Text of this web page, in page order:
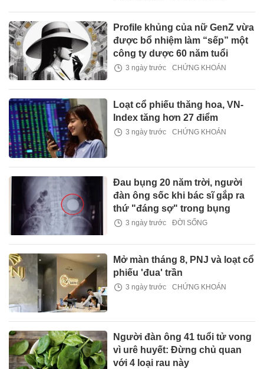
Profile khủng của nữ GenZ vừa
được bổ nhiệm làm “sếp” một
công ty dược 60 năm tuổi
3 ngày trước CHỨNG KHOÁN
Loạt cổ phiếu thăng hoa, VN-
Index tăng hơn 27 điểm
3 ngày trước CHỨNG KHOÁN
Đau bụng 20 năm trời, người
đàn ông sốc khi bác sĩ gắp ra
thứ "đáng sợ" trong bụng
3 ngày trước ĐỜI SỐNG
Mở màn tháng 8, PNJ và loạt cổ
phiếu 'đua' trần
3 ngày trước CHỨNG KHOÁN
Người đàn ông 41 tuổi tử vong
vì urê huyết: Đừng chủ quan
với 4 loại rau này